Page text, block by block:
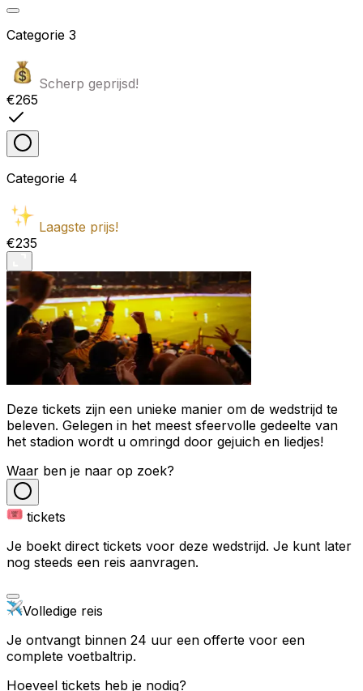
Categorie 3
Scherp geprijsd!
€265
Categorie 4
Laagste prijs!
€235
Deze tickets zijn een unieke manier om de wedstrijd te
beleven. Gelegen in het meest sfeervolle gedeelte van
het stadion wordt u omringd door gejuich en liedjes!
Waar ben je naar op zoek?
tickets
Je boekt direct tickets voor deze wedstrijd. Je kunt later
nog steeds een reis aanvragen.
Volledige reis
Je ontvangt binnen 24 uur een offerte voor een
complete voetbaltrip.
Hoeveel tickets heb je nodig?